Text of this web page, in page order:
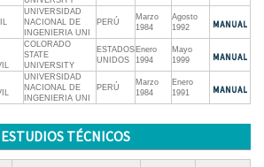
UNIVERSIDAD
NACIONAL DE
INGENIERIA UNI
PERÚ
Marzo
1984
Agosto
1992
COLORADO
STATE
UNIVERSITY
ESTADOS
UNIDOS
Enero
1994
Mayo
1999
UNIVERSIDAD
NACIONAL DE
INGENIERIA UNI
PERÚ
Marzo
1984
Enero
1991
ESTUDIOS TÉCNICOS